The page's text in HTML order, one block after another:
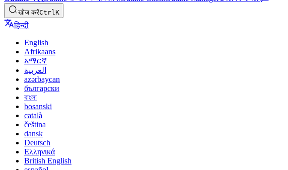
खोज करेंCtrlK
हिन्दी
English
Afrikaans
አማርኛ
العربية
azərbaycan
български
বাংলা
bosanski
català
čeština
dansk
Deutsch
Ελληνικά
British English